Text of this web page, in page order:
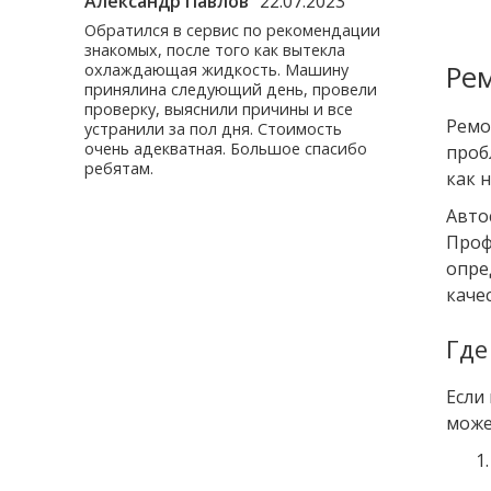
Обратился в сервис по рекомендации
знакомых, после того как вытекла
охлаждающая жидкость. Машину
принялина следующий день, провели
проверку, выяснили причины и все
устранили за пол дня. Стоимость
очень адекватная. Большое спасибо
ребятам.
Обратился
тяги.
творчески
загадку
как